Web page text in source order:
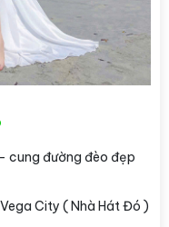
cung đường đèo đẹp
City ( Nhà Hát Đó )